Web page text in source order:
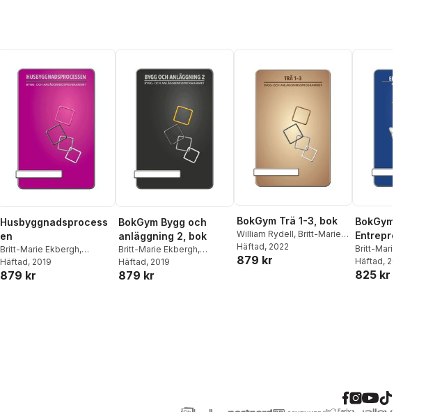
Husbyggnadsprocess
en
Britt-Marie Ekbergh,
Rickard Andersson
Häftad, 2019
879 kr
BokGym Bygg och
anläggning 2, bok
Britt-Marie Ekbergh,
Rickard Andersson
Häftad, 2019
879 kr
BokGym Trä 1-3, bok
William Rydell, Britt-Marie
Ekbergh,Rickard
Andersson
Häftad, 2022
879 kr
BokGym
Naturbruk,
Britt-Marie
Rickard
Häftad, 2021
825 kr